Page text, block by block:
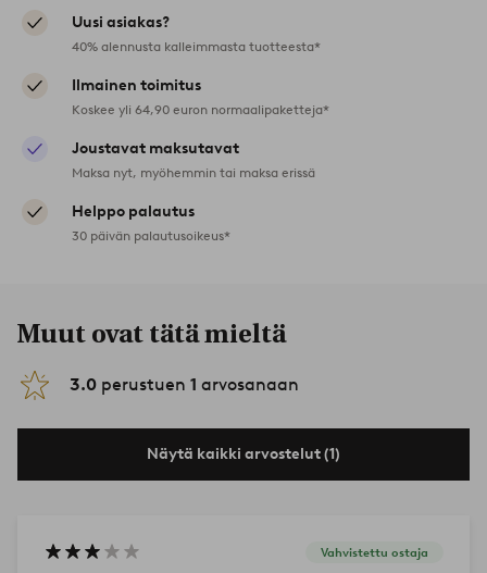
Uusi asiakas?
40% alennusta kalleimmasta tuotteesta*
Ilmainen toimitus
Koskee yli 64,90 euron normaalipaketteja*
Joustavat maksutavat
Maksa nyt, myöhemmin tai maksa erissä
Helppo palautus
30 päivän palautusoikeus*
Muut ovat tätä mieltä
3.0 perustuen 1 arvosanaan
Näytä kaikki arvostelut (1)
Vahvistettu ostaja